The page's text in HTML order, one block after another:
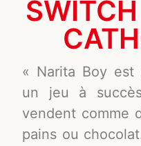
« Narita Boy est
un jeu à
vendent comme
pains ou